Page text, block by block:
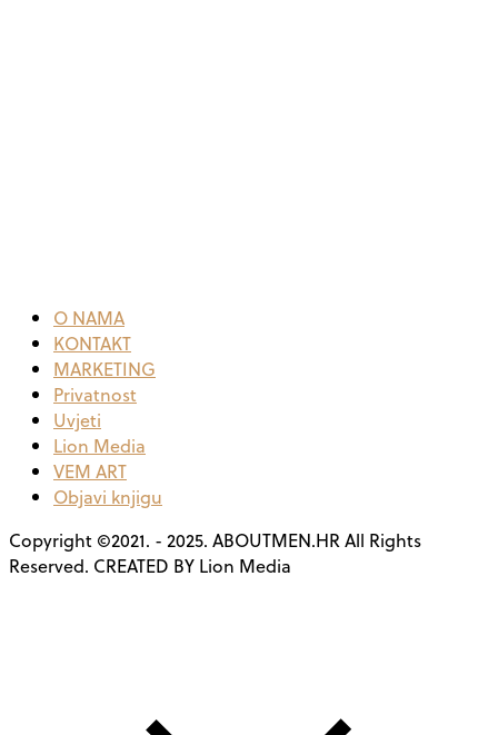
O NAMA
KONTAKT
MARKETING
Privatnost
Uvjeti
Lion Media
VEM ART
Objavi knjigu
Copyright ©2021. - 2025. ABOUTMEN.HR All Rights
Reserved. CREATED BY Lion Media